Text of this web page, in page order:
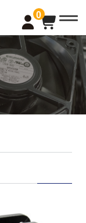
0
t
o
g
l
e
a
v
i
g
a
n